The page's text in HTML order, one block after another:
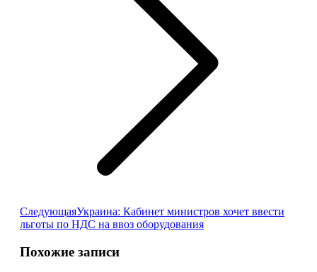
СледующаяСледующая
запись:
Украина: Кабинет министров хочет ввести
льготы по НДС на ввоз оборудования
Похожие записи